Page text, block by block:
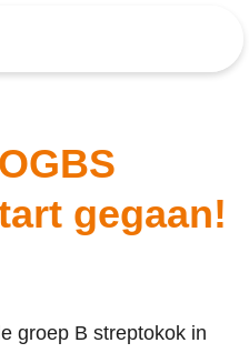
gegaan!
groep B streptokok in